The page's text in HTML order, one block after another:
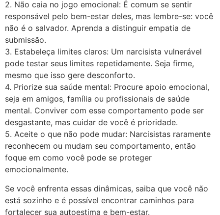
2. Não caia no jogo emocional: É comum se sentir
responsável pelo bem-estar deles, mas lembre-se: você
não é o salvador. Aprenda a distinguir empatia de
submissão.
3. Estabeleça limites claros: Um narcisista vulnerável
pode testar seus limites repetidamente. Seja firme,
mesmo que isso gere desconforto.
4. Priorize sua saúde mental: Procure apoio emocional,
seja em amigos, família ou profissionais de saúde
mental. Conviver com esse comportamento pode ser
desgastante, mas cuidar de você é prioridade.
5. Aceite o que não pode mudar: Narcisistas raramente
reconhecem ou mudam seu comportamento, então
foque em como você pode se proteger
emocionalmente.
Se você enfrenta essas dinâmicas, saiba que você não
está sozinho e é possível encontrar caminhos para
fortalecer sua autoestima e bem-estar.